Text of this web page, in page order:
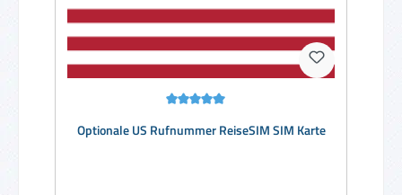
Optionale US Rufnummer ReiseSIM SIM Karte